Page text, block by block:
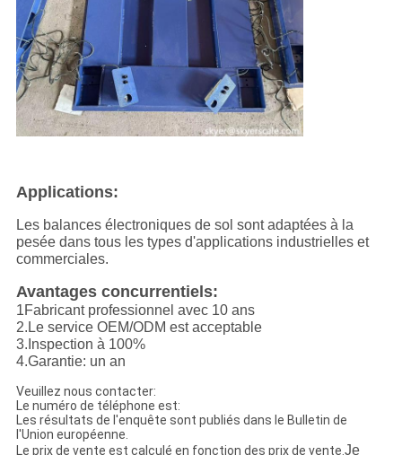
Applications:
Les balances électroniques de sol sont adaptées à la
pesée dans tous les types d'applications industrielles et
commerciales.
Avantages concurrentiels:
1Fabricant professionnel avec 10 ans
2.Le service OEM/ODM est acceptable
3. Inspection à 100%
4.Garantie: un an
Veuillez nous contacter:
Le numéro de téléphone est:
Les résultats de l'enquête sont publiés dans le Bulletin de
l'Union européenne.
Le prix de vente est calculé en fonction des prix de vente.Je